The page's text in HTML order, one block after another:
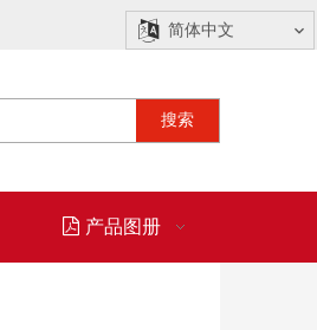
简体中文
搜索
产品图册